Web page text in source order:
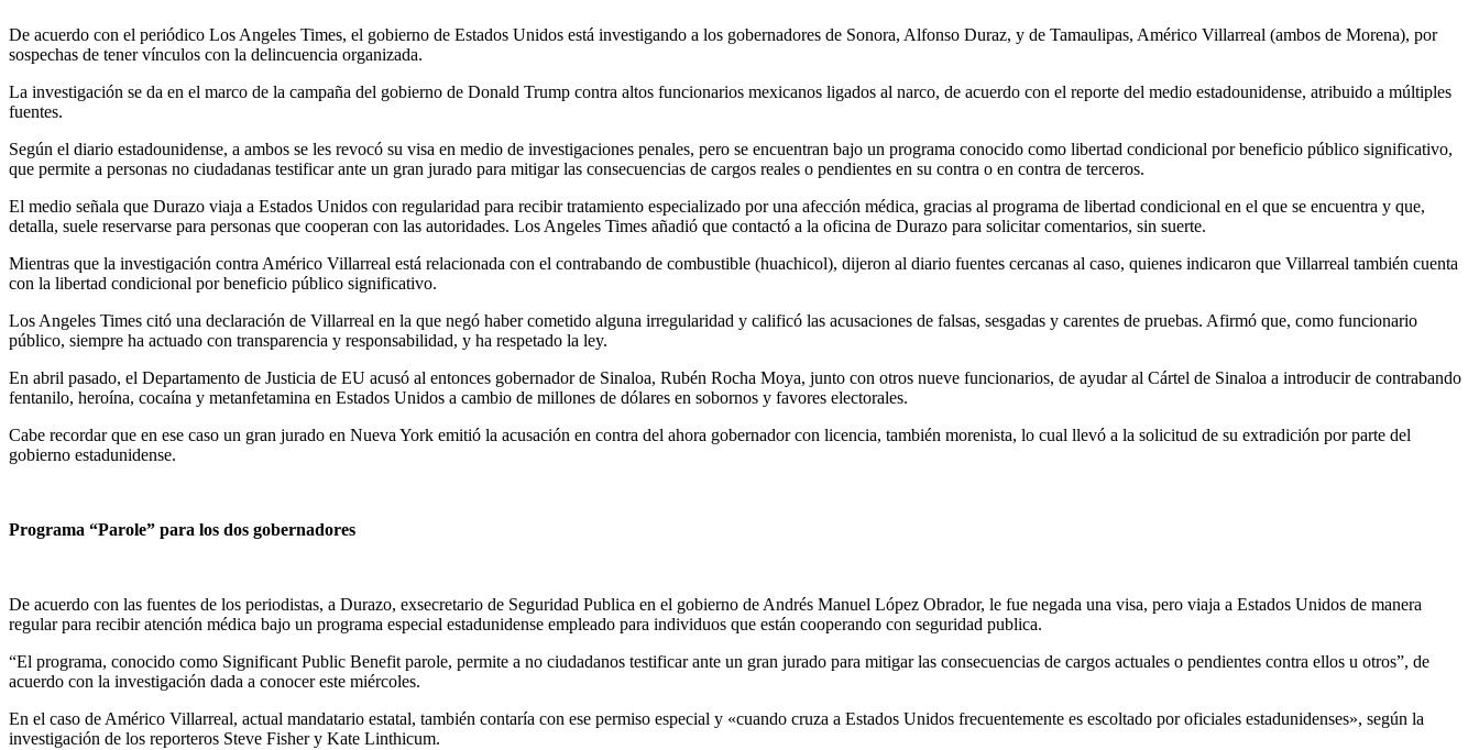
De acuerdo con el periódico Los Angeles Times, el gobierno de Estados Unidos está investigando a los gobernadores de Sonora, Alfonso Duraz, y de Tamaulipas, Américo Villarreal (ambos de Morena), por
sospechas de tener vínculos con la delincuencia organizada.
La investigación se da en el marco de la campaña del gobierno de Donald Trump contra altos funcionarios mexicanos ligados al narco, de acuerdo con el reporte del medio estadounidense, atribuido a múltiples
fuentes.
Según el diario estadounidense, a ambos se les revocó su visa en medio de investigaciones penales, pero se encuentran bajo un programa conocido como libertad condicional por beneficio público significativo,
que permite a personas no ciudadanas testificar ante un gran jurado para mitigar las consecuencias de cargos reales o pendientes en su contra o en contra de terceros.
El medio señala que Durazo viaja a Estados Unidos con regularidad para recibir tratamiento especializado por una afección médica, gracias al programa de libertad condicional en el que se encuentra y que,
detalla, suele reservarse para personas que cooperan con las autoridades. Los Angeles Times añadió que contactó a la oficina de Durazo para solicitar comentarios, sin suerte.
Mientras que la investigación contra Américo Villarreal está relacionada con el contrabando de combustible (huachicol), dijeron al diario fuentes cercanas al caso, quienes indicaron que Villarreal también cuenta
con la libertad condicional por beneficio público significativo.
Los Angeles Times citó una declaración de Villarreal en la que negó haber cometido alguna irregularidad y calificó las acusaciones de falsas, sesgadas y carentes de pruebas. Afirmó que, como funcionario
público, siempre ha actuado con transparencia y responsabilidad, y ha respetado la ley.
En abril pasado, el Departamento de Justicia de EU acusó al entonces gobernador de Sinaloa, Rubén Rocha Moya, junto con otros nueve funcionarios, de ayudar al Cártel de Sinaloa a introducir de contrabando
fentanilo, heroína, cocaína y metanfetamina en Estados Unidos a cambio de millones de dólares en sobornos y favores electorales.
Cabe recordar que en ese caso un gran jurado en Nueva York emitió la acusación en contra del ahora gobernador con licencia, también morenista, lo cual llevó a la solicitud de su extradición por parte del
gobierno estadunidense.
Programa “Parole” para los dos gobernadores
De acuerdo con las fuentes de los periodistas, a Durazo, exsecretario de Seguridad Publica en el gobierno de Andrés Manuel López Obrador, le fue negada una visa, pero viaja a Estados Unidos de manera
regular para recibir atención médica bajo un programa especial estadunidense empleado para individuos que están cooperando con seguridad publica.
“El programa, conocido como Significant Public Benefit parole, permite a no ciudadanos testificar ante un gran jurado para mitigar las consecuencias de cargos actuales o pendientes contra ellos u otros”, de
acuerdo con la investigación dada a conocer este miércoles.
En el caso de Américo Villarreal, actual mandatario estatal, también contaría con ese permiso especial y «cuando cruza a Estados Unidos frecuentemente es escoltado por oficiales estadunidenses», según la
investigación de los reporteros Steve Fisher y Kate Linthicum.